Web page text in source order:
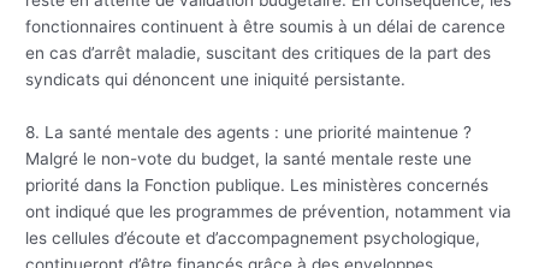
fonctionnaires continuent à être soumis à un délai de carence
en cas d’arrêt maladie, suscitant des critiques de la part des
syndicats qui dénoncent une iniquité persistante.
8. La santé mentale des agents : une priorité maintenue ?
Malgré le non-vote du budget, la santé mentale reste une
priorité dans la Fonction publique. Les ministères concernés
ont indiqué que les programmes de prévention, notamment via
les cellules d’écoute et d’accompagnement psychologique,
continueront d’être financés grâce à des enveloppes